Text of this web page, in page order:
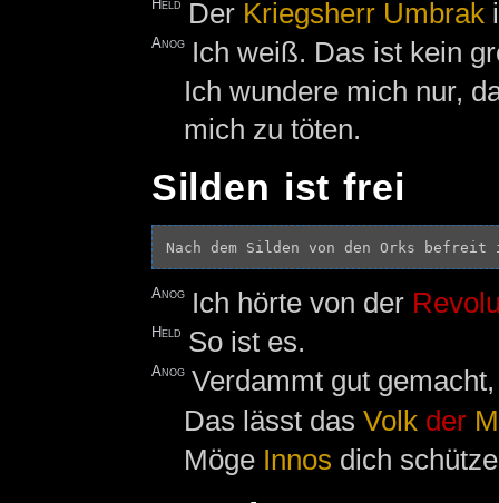
Held Der Kriegsherr Umbrak
Anog Ich weiß. Das ist kein
Ich wundere mich nur,
mich zu töten.
Silden ist frei
Anog Ich hörte von der
Held So ist es.
Anog Verdammt gut
Das lässt das Volk der
Möge Innos dich